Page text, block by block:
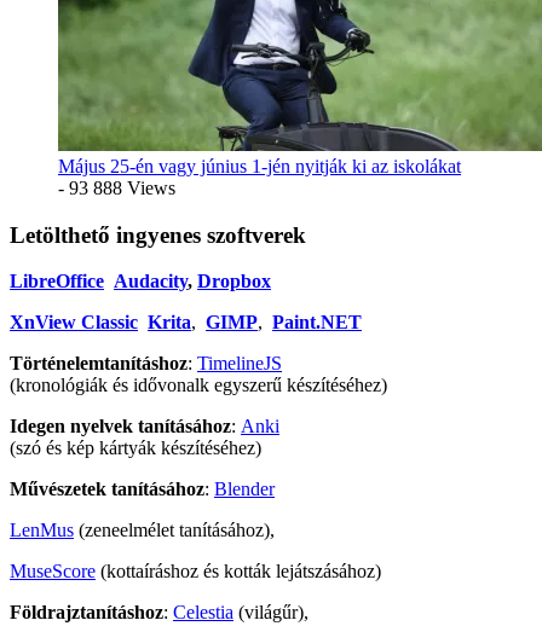
Május 25-én vagy június 1-jén nyitják ki az iskolákat
- 93 888 Views
Letölthető ingyenes szoftverek
LibreOffice Audacity, Dropbox
XnView Classic Krita, GIMP, Paint.NET
Történelemtanításhoz: TimelineJS
(kronológiák és idővonalk egyszerű készítéséhez)
Idegen nyelvek tanításához: Anki
(szó és kép kártyák készítéséhez)
Művészetek tanításához: Blender
LenMus (zeneelmélet tanításához),
MuseScore (kottaíráshoz és kották lejátszásához)
Földrajztanításhoz: Celestia (világűr),